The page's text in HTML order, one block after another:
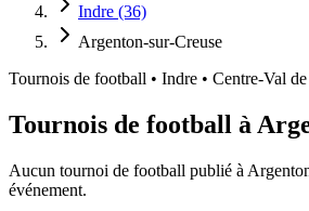
Indre (36)
Argenton-sur-Creuse
Tournois de football • Indre • Centre-Val
Tournois de football à
Aucun tournoi de football publié à
événement.